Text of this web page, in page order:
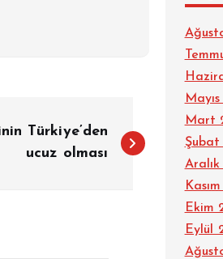
Türkiye’den
ucuz olması
Mart
Ekim
Eylül